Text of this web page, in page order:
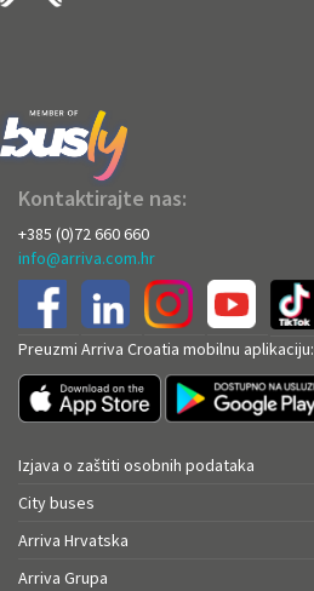
Kontaktirajte nas:
+385 (0)72 660 660
info@arriva.com.hr
Preuzmi Arriva Croatia mobilnu aplikaciju:
Izjava o zaštiti osobnih podataka
City buses
Arriva Hrvatska
Arriva Grupa